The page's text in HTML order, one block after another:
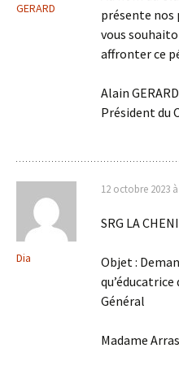
GERARD
présente nos
vous
affronter ce
Alain GERARD
Président du
Dia
12 octobre 2023
SRG LA
Objet :
Général
Madame